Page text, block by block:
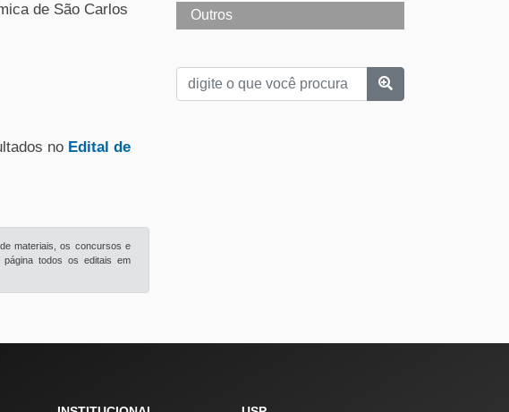
Outros
de São Carlos
no Edital de
materiais, os concursos e
todos os editais em